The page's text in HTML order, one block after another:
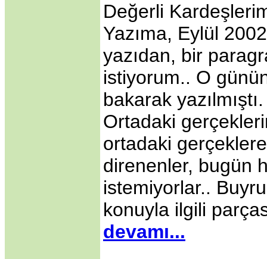
Değerli
Yazıma, Eylül
yazıdan, bir
istiyorum.. O
bakarak
Ortadaki
ortadaki
direnenler, bugün
istemiyorlar..
konuyla ilgili
devamı...